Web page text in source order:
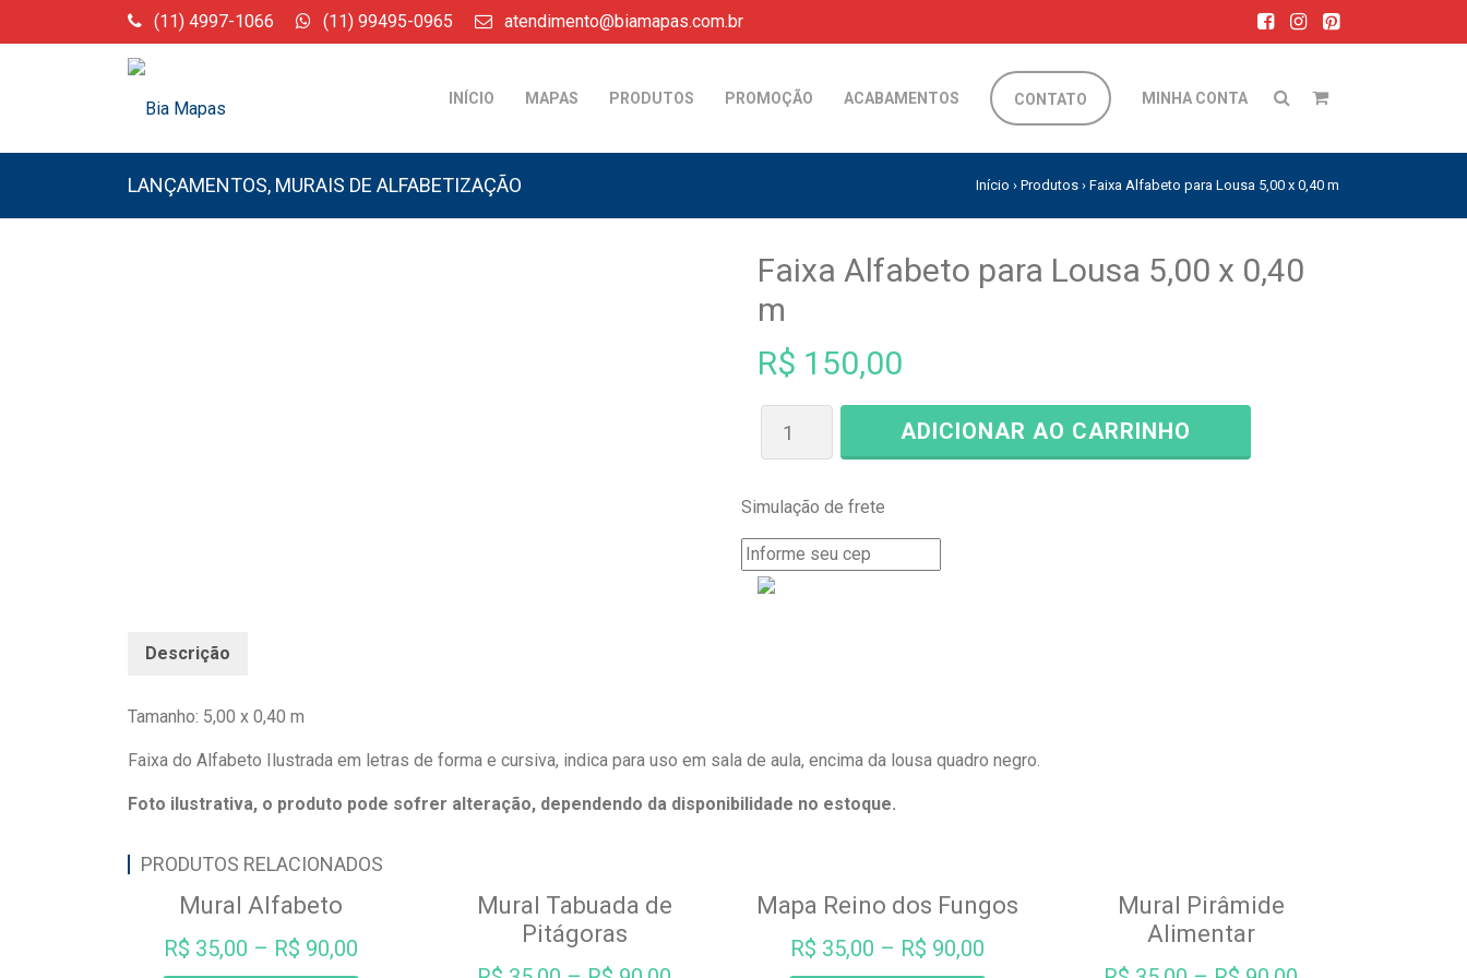
(11) 4997-1066 (11) 99495-0965 atendimento@biamapas.com.br
INÍCIO MAPAS PRODUTOS PROMOÇÃO ACABAMENTOS CONTATO MINHA CONTA
LANÇAMENTOS, MURAIS DE ALFABETIZAÇÃO Início › Produtos › Faixa Alfabeto para Lousa 5,00 x 0,40 m
Faixa Alfabeto para Lousa 5,00 x 0,40
m
R$ 150,00
ADICIONAR AO CARRINHO
Simulação de frete
Descrição
Tamanho: 5,00 x 0,40 m
Faixa do Alfabeto Ilustrada em letras de forma e cursiva, indica para uso em sala de aula, encima da lousa quadro negro.
Foto ilustrativa, o produto pode sofrer alteração, dependendo da disponibilidade no estoque.
PRODUTOS RELACIONADOS
Mural Alfabeto
R$ 35,00 – R$ 90,00
Mural Tabuada de
Pitágoras
Mapa Reino dos Fungos
R$ 35,00 – R$ 90,00
Mural Pirâmide
Alimentar